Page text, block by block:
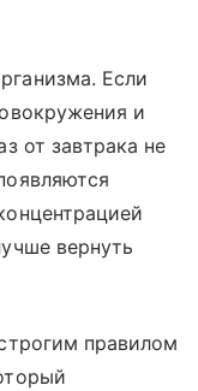
Если
и
от завтрака не
вернуть
правилом